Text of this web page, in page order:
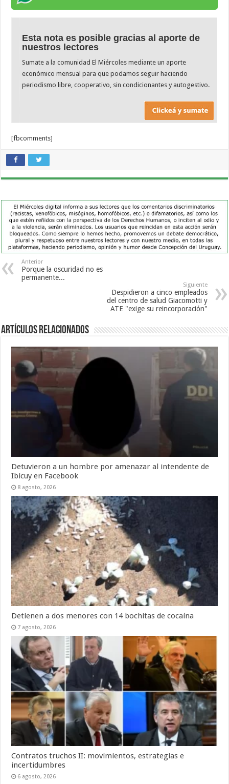
Esta nota es posible gracias al aporte de
nuestros lectores
Sumate a la comunidad El Miércoles mediante un aporte
económico mensual para que podamos seguir haciendo
periodismo libre, cooperativo, sin condicionantes y autogestivo.
[fbcomments]
Anterior
Porque la oscuridad no es
permanente...
Siguiente
Despidieron a cinco empleados
del centro de salud Giacomotti y
ATE "exige su reincorporación"
Artículos Relacionados
Detuvieron a un hombre por amenazar al intendente de
Ibicuy en Facebook
8 agosto, 2026
Detienen a dos menores con 14 bochitas de cocaína
7 agosto, 2026
Contratos truchos II: movimientos, estrategias e
incertidumbres
6 agosto, 2026